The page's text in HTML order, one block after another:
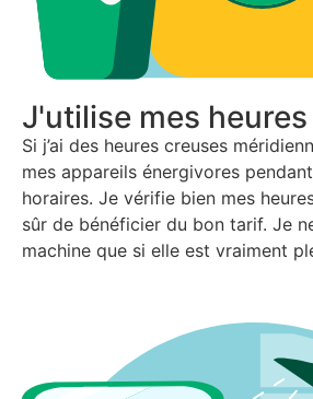
J'utilise mes
Si j’ai des heures creuses
mes appareils énergivores
horaires. Je vérifie bien mes
sûr de bénéficier du bon tarif. Je
machine que si elle est vraiment